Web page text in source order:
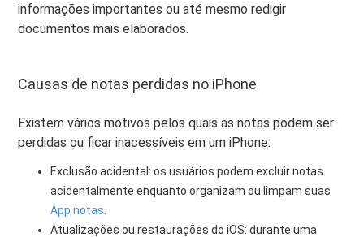
informações importantes ou até mesmo redigir
documentos mais elaborados.
Causas de notas perdidas no iPhone
Existem vários motivos pelos quais as notas podem ser
perdidas ou ficar inacessíveis em um iPhone:
Exclusão acidental: os usuários podem excluir notas
acidentalmente enquanto organizam ou limpam suas
App notas
Atualizações ou restaurações do iOS: durante uma